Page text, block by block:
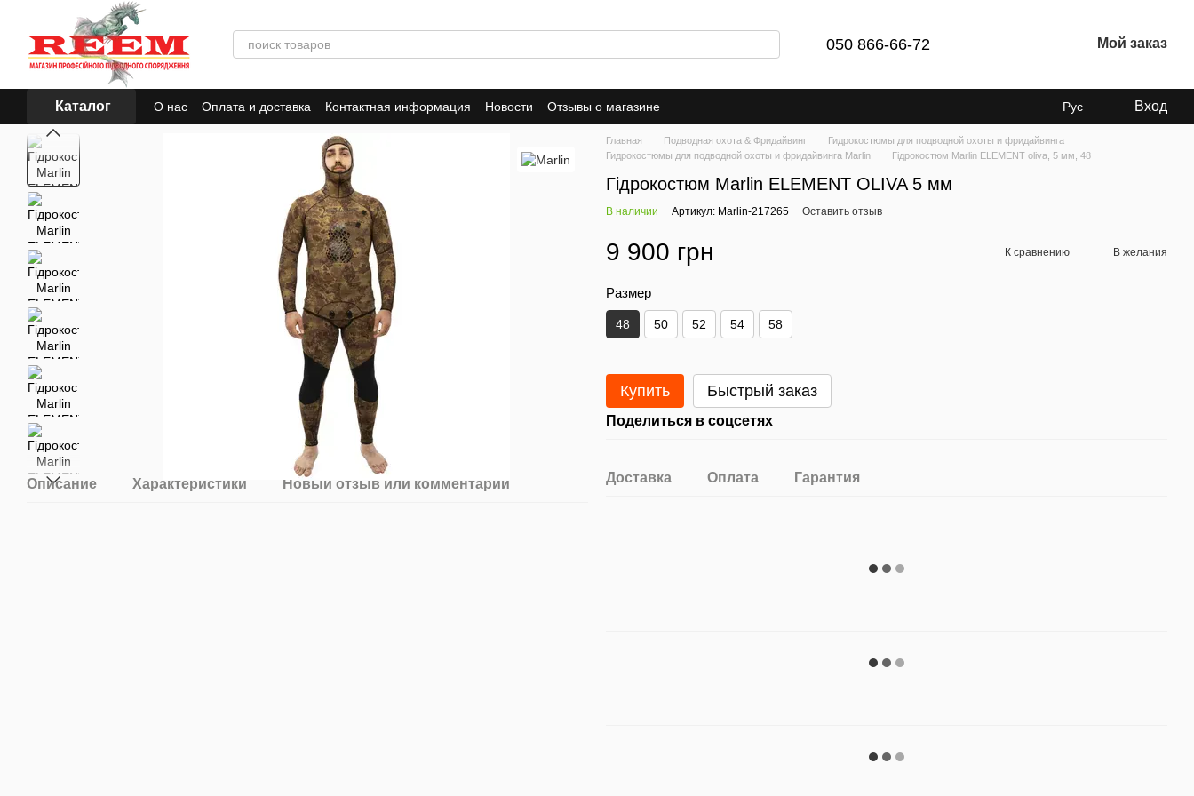
Перейти к основному контенту
050 866-66-72 Мой заказ
Каталог О нас Оплата и доставка Контактная информация Новости Отзывы о магазине Рус Вход
Описание Характеристики Новый отзыв или комментарий
Главная Подводная охота & Фридайвинг
Гидрокостюмы для подводной охоты и фридайвинга
Гидрокостюмы для подводной охоты и фридайвинга Marlin
Гідрокостюм Marlin ELEMENT oliva, 5 мм, 48
Гідрокостюм Marlin ELEMENT OLIVA 5 мм
В наличии Артикул: Marlin-217265 Оставить отзыв
9 900 грн К сравнению В желания
Размер
48 50 52 54 58
Купить Быстрый заказ
Поделиться в соцсетях
Доставка Оплата Гарантия